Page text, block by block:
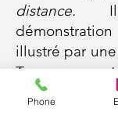
distance.
illustré par
Termen
émetteur, la
Phone